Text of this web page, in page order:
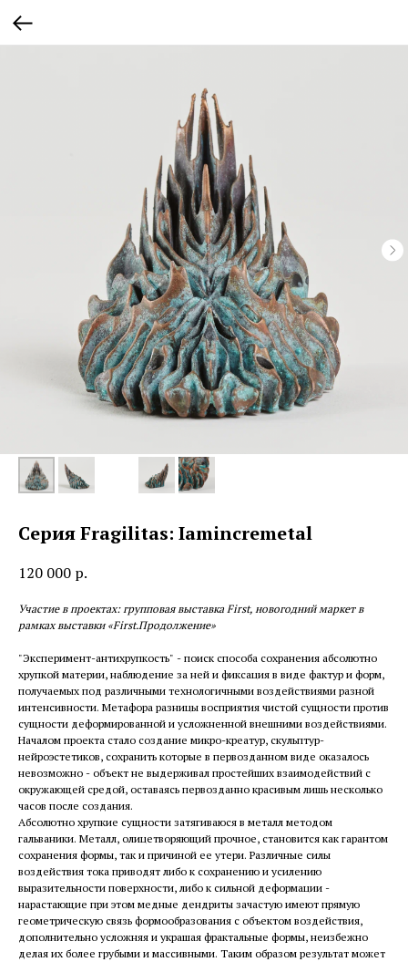
Серия Fragilitas: Iamincremetal
120 000 р.
Участие в проектах: групповая выставка First, новогодний маркет в
рамках выставки «First.Продолжение»
"Эксперимент-антихрупкость" - поиск способа сохранения абсолютно
хрупкой материи, наблюдение за ней и фиксация в виде фактур и форм,
получаемых под различными технологичными воздействиями разной
интенсивности. Метафора разницы восприятия чистой сущности против
сущности деформированной и усложненной внешними воздействиями.
Началом проекта стало создание микро-креатур, скульптур-
нейроэстетиков, сохранить которые в первозданном виде оказалось
невозможно - объект не выдерживал простейших взаимодействий с
окружающей средой, оставаясь первозданно красивым лишь несколько
часов после создания.
Абсолютно хрупкие сущности затягиваюся в металл методом
гальваники. Металл, олицетворяющий прочное, становится как гарантом
сохранения формы, так и причиной ее утери. Различные силы
воздействия тока приводят либо к сохранению и усилению
выразительности поверхности, либо к сильной деформации -
нарастающие при этом медные дендриты зачастую имеют прямую
геометрическую связь формообразования с объектом воздействия,
дополнительно усложняя и украшая фрактальные формы, неизбежно
делая их более грубыми и массивными. Таким образом результат может